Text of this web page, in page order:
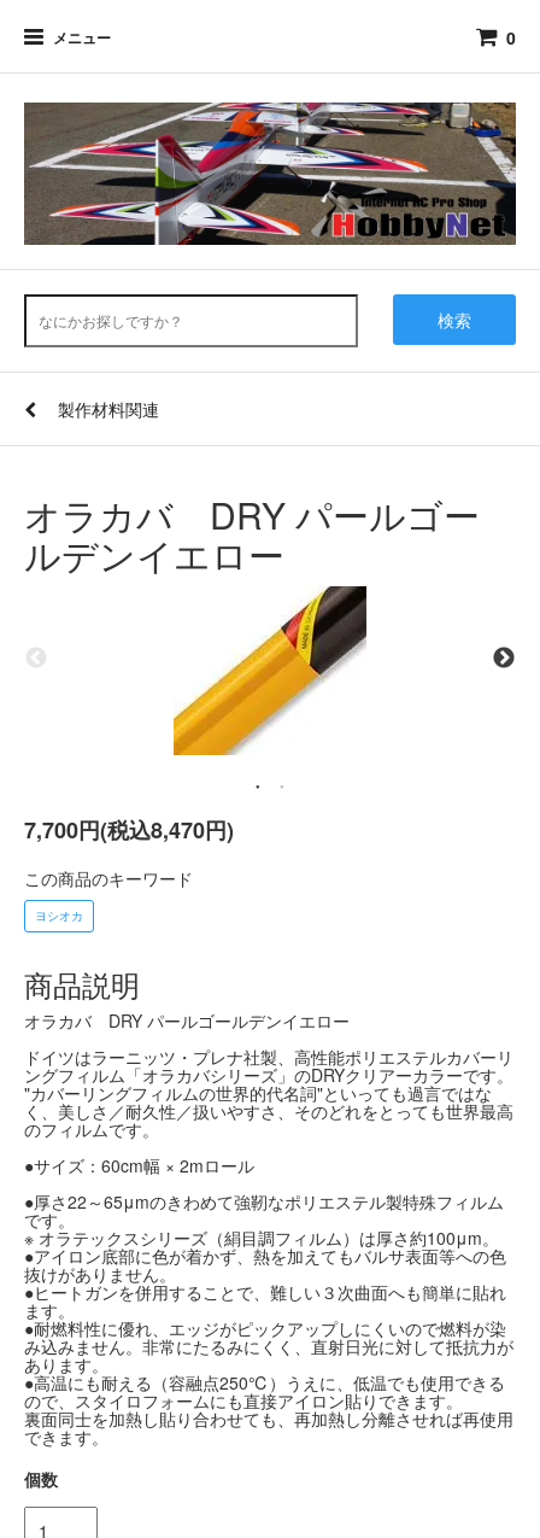
メニュー 0
検索
製作材料関連
オラカバ DRY パールゴー
ルデンイエロー
7,700円(税込8,470円)
この商品のキーワード
ヨシオカ
商品説明
オラカバ DRY パールゴールデンイエロー
ドイツはラーニッツ・プレナ社製、高性能ポリエステルカバーリ
ングフィルム「オラカバシリーズ」のDRYクリアーカラーです。
"カバーリングフィルムの世界的代名詞"といっても過言ではな
く、美しさ／耐久性／扱いやすさ、そのどれをとっても世界最高
のフィルムです。
●サイズ：60cm幅 × 2mロール
●厚さ22～65μmのきわめて強靭なポリエステル製特殊フィルム
です。
※ オラテックスシリーズ（絹目調フィルム）は厚さ約100μm。
●アイロン底部に色が着かず、熱を加えてもバルサ表面等への色
抜けがありません。
●ヒートガンを併用することで、難しい３次曲面へも簡単に貼れ
ます。
●耐燃料性に優れ、エッジがピックアップしにくいので燃料が染
み込みません。非常にたるみにくく、直射日光に対して抵抗力が
あります。
●高温にも耐える（容融点250℃）うえに、低温でも使用できる
ので、スタイロフォームにも直接アイロン貼りできます。
裏面同士を加熱し貼り合わせても、再加熱し分離させれば再使用
できます。
個数